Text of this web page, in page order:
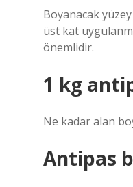
Boyanacak
üst kat
önemlidir.
1 kg
Ne kadar alan
Antipas